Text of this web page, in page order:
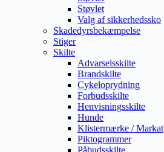
Støvlet
Valg af sikkerhedssko
Skadedyrsbekæmpelse
Stiger
Skilte
Advarselsskilte
Brandskilte
Cykeloprydning
Forbudsskilte
Henvisningsskilte
Hunde
Klistermærke / Markat
Piktogrammer
Påbudsskilte